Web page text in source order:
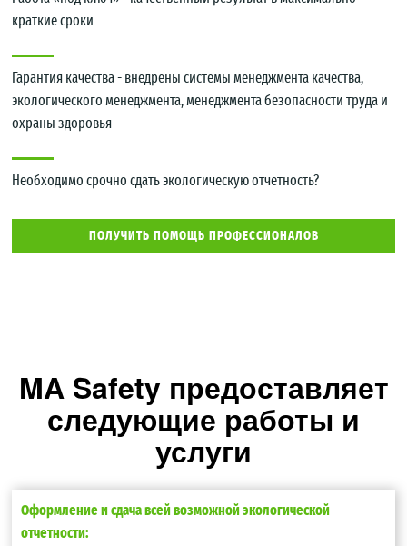
краткие сроки
Гарантия качества - внедрены системы менеджмента качества,
экологического менеджмента, менеджмента безопасности труда и
охраны здоровья
Необходимо срочно сдать экологическую отчетность?
ПОЛУЧИТЬ ПОМОЩЬ ПРОФЕССИОНАЛОВ
MA Safety предоставляет
следующие работы и
услуги
Оформление и сдача всей возможной экологической
отчетности: